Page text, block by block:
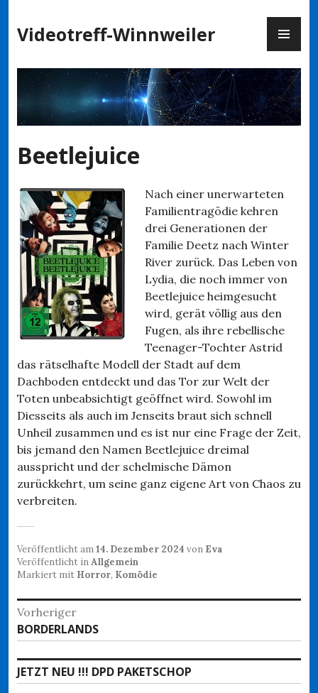
Inhalt
springen
Videotreff-Winnweiler
Beetlejuice
Nach einer unerwarteten
Familientragödie kehren
drei Generationen der
Familie Deetz nach Winter
River zurück. Das Leben von
Lydia, die noch immer von
Beetlejuice heimgesucht
wird, gerät völlig aus den
Fugen, als ihre rebellische
Teenager-Tochter Astrid
das rätselhafte Modell der Stadt auf dem
Dachboden entdeckt und das Tor zur Welt der
Toten unbeabsichtigt geöffnet wird. Sowohl im
Diesseits als auch im Jenseits braut sich schnell
Unheil zusammen und es ist nur eine Frage der Zeit,
bis jemand den Namen Beetlejuice dreimal
ausspricht und der schelmische Dämon
zurückkehrt, um seine ganz eigene Art von Chaos zu
verbreiten.
Veröffentlicht am14. Dezember 2024 von Eva
Veröffentlicht inAllgemein
Markiert mit Horror, Komödie
Beitragsnavigation
Vorheriger
Vorheriger
Beitrag:
BORDERLANDS
JETZT NEU !!! DPD PAKETSCHOP